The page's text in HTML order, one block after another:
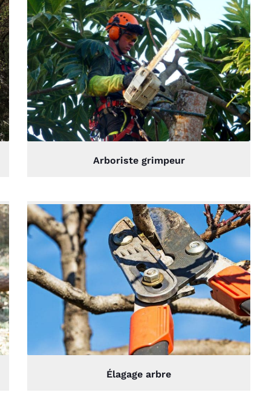
Arboriste grimpeur
Élagage arbre
2024
terrassement
à Var était
L'équipe a
efficace
laissant
impeccable et
notre nouveau
14 décembre 2024
Excellente prestation pour
l'abattage délicat d'un sapin
entre deux maisons.
Technicité irréprochable et
sécurité assurée. Le
chantier a été laissé propre.
Je n'hésiterai pas à vous
recontacter.